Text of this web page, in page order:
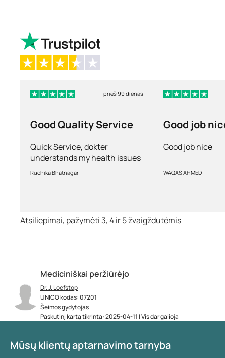
Mediciniškai peržiūrėjo
Dr. J. Loefstop
UNICO kodas: 07201
Šeimos gydytojas
Paskutinį kartą tikrinta: 2025-04-11 | Vis dar galioja
prieš 99 dienas
Good Quality Service
Quick Service, dokter
understands my health issues
and good diagnosis
Ruchika Bhatnagar
Good job
Good job nice
WAQAS AHMED
Atsiliepimai, pažymėti 3, 4 ir 5 žvaigždutėmis
Mūsų klientų aptarnavimo tarnyba